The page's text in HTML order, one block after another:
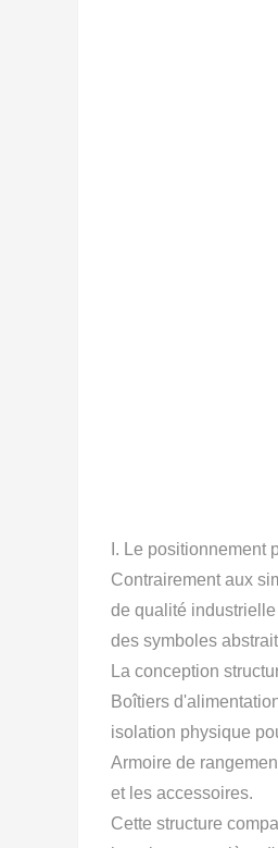
I. Le positionnement
Contrairement aux
de qualité
des symboles
La conception
Boîtiers
isolation physique
Armoire de
et les accessoires.
Cette structure